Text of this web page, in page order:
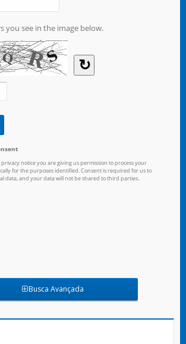
Busca Avançada